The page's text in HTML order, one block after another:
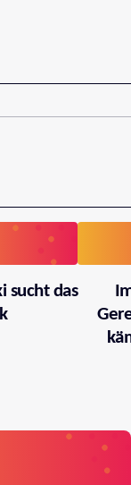
sucht das